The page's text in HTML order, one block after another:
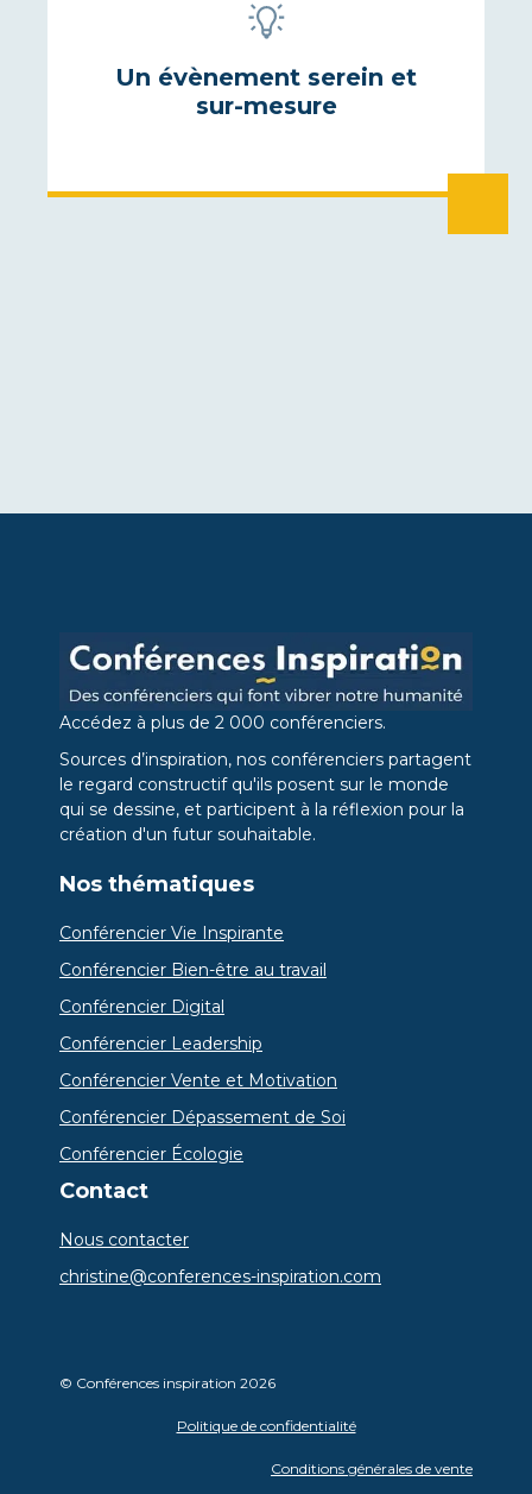
Un évènement serein et
sur-mesure
Accédez à plus de 2 000 conférenciers.
Sources d’inspiration, nos conférenciers partagent
le regard constructif qu'ils posent sur le monde
qui se dessine, et participent à la réflexion pour la
création d'un futur souhaitable.
Nos thématiques
Conférencier Vie Inspirante
Conférencier Bien-être au travail
Conférencier Digital
Conférencier Leadership
Conférencier Vente et Motivation
Conférencier Dépassement de Soi
Conférencier Écologie
Contact
Nous contacter
christine@conferences-inspiration.com
© Conférences inspiration 2026
Politique de confidentialité
Conditions générales de vente